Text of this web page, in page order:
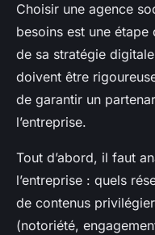
Choisir une agence
besoins est une
de sa stratégie
doivent être
de garantir un
l’entreprise.
Tout d’abord, il faut
l’entreprise : quels
de contenus
(notoriété,